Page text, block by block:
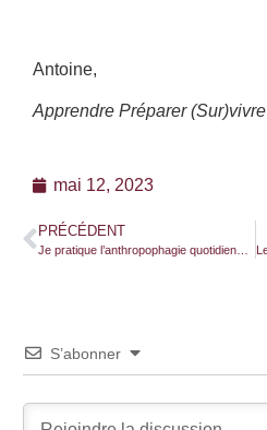
Antoine,
Apprendre Préparer (Sur)vivre
mai 12, 2023
PRÉCÉDENT
Je pratique l’anthropophagie quotidiennement, et alors ?
S’abonner